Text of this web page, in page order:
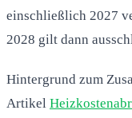
einschließlich 2027
2028 gilt dann
Hintergrund zum
Artikel